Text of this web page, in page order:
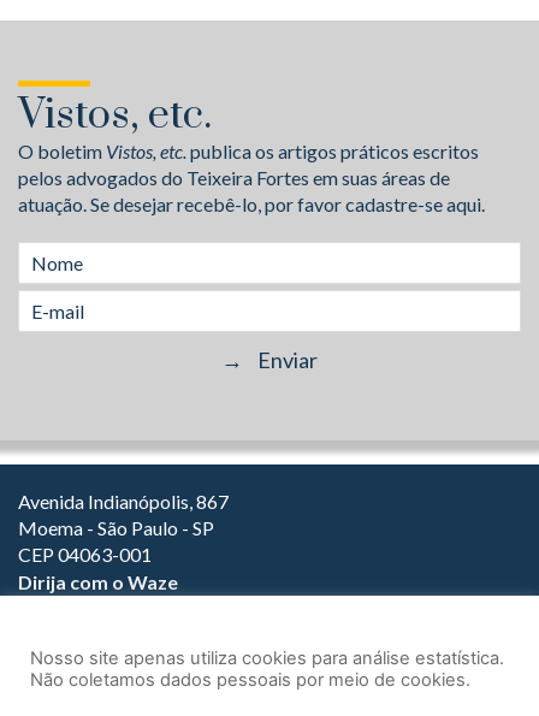
Vistos, etc.
O boletim Vistos, etc.publica os artigos práticos escritos
pelos advogados do Teixeira Fortes em suas áreas de
atuação. Se desejar recebê-lo, por favor cadastre-se aqui.
Avenida Indianópolis, 867
Moema - São Paulo - SP
CEP 04063-001
Dirija com o Waze
(11) 3147-1800
Nosso site apenas utiliza cookies para análise estatística.
Não coletamos dados pessoais por meio de cookies.